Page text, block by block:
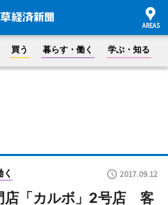
買う 暮らす・働く 学ぶ・知る
2017.09.12
店「カルボ」2号店 客